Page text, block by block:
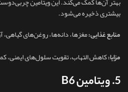
بیشتری ذخیره می‌شود.
منابع غذایی:مغزها، دانه‌ها، روغن‌های گیاهی،
مزایا:کاهش التهاب، تقویت سلول‌های ایمنی،
5. ویتامین B6